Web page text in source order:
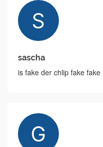
sascha
is fake der chlip fake fake